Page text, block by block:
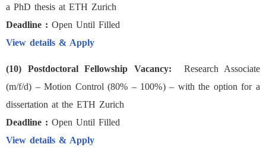
a PhD thesis at ETH Zurich
Deadline : Open Until Filled
View details & Apply
(10) Postdoctoral Fellowship Vacancy: Research Associate
(m/f/d) – Motion Control (80% – 100%) – with the option for a
dissertation at the ETH Zurich
Deadline : Open Until Filled
View details & Apply